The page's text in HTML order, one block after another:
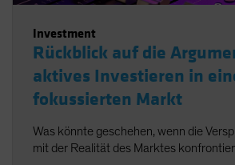
Investment
Rückblick auf die
aktives Investieren in
fokussierten Markt
Was könnte geschehen, wenn die
mit der Realität des Marktes